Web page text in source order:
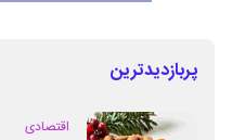
پربازدیدترین
اقتصادی